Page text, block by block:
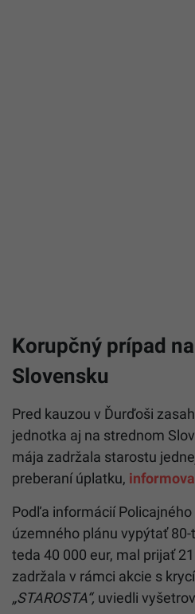
Korupčný prípad
Slovensku
Pred kauzou v Ďurďoši
jednotka aj na strednom
mája zadržala starostu
preberaní úplatku,
Podľa informácií
územného plánu vypýtať
teda 40 000 eur, mal prijať
zadržala v rámci akcie s
„STAROSTA“, uviedli